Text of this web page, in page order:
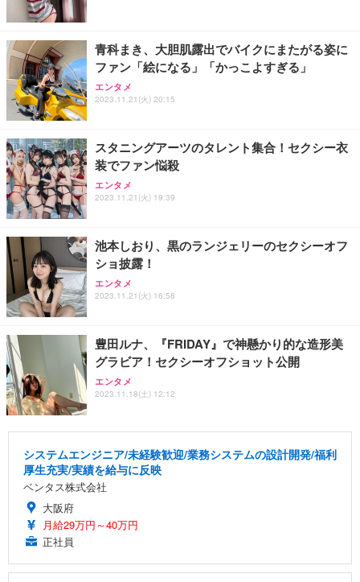
青科まき、大胆肌露出でバイクにまたがる姿に
ファン「絵になる」「かっこよすぎる」
エンタメ
2023.11.21(火) 20:15
スタニングアーツのタレント集合！セクシー衣
装でファン悩殺
エンタメ
2023.11.21(火) 19:39
池本しおり、黒のランジェリーのセクシーオフ
ショ披露！
エンタメ
2023.11.21(火) 16:58
豊田ルナ、『FRIDAY』で神懸かり的な造形美
グラビア！セクシーオフショット公開
エンタメ
2023.11.18(土) 12:12
システムエンジニア/未経験歓迎/業務システムの設計開発/福利
厚生充実/実績を給与に反映
ベンタス株式会社
大阪府
月給29万円～40万円
正社員